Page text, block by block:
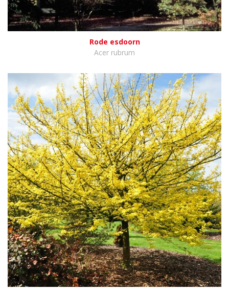
Rode esdoorn
Acer rubrum